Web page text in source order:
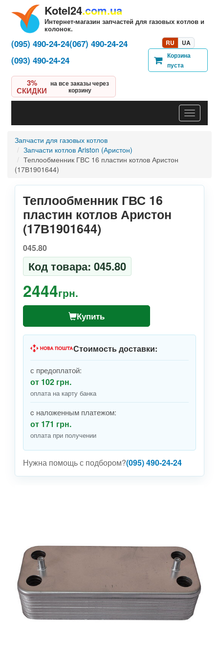
Kotel24.com.ua
Интернет-магазин запчастей для газовых котлов и
колонок.
3%
СКИДКИ
на все заказы через
корзину
(095) 490-24-24(067) 490-24-24
(093) 490-24-24
RU
UA
Корзина
пуста
Запчасти для газовых котлов
Запчасти котлов Ariston (Аристон)
Теплообменник ГВС 16 пластин котлов Аристон
(17В1901644)
Теплообменник ГВС 16
пластин котлов Аристон
(17В1901644)
045.80
Код товара: 045.80
2444грн.
Купить
Стоимость доставки:
с предоплатой:
от 102 грн.
оплата на карту банка
c наложенным платежом:
от 171 грн.
оплата при получении
Нужна помощь с подбором?(095) 490-24-24